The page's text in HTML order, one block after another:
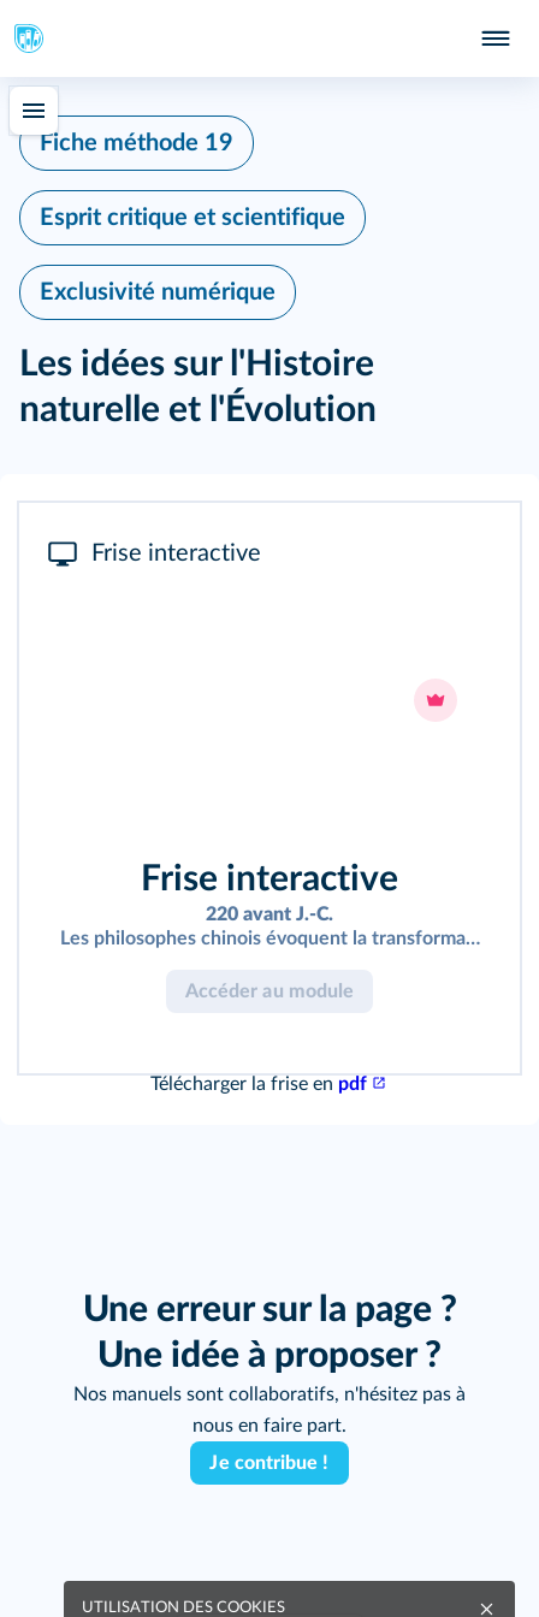
Fiche méthode 19
Esprit critique et scientifique
Exclusivité numérique
Les idées sur l'Histoire
naturelle et l'Évolution
Frise interactive
Frise interactive
220 avant J.-C.
Les philosophes chinois évoquent la transformation
Accéder au module
Télécharger la frise en pdf
Une erreur sur la page ?
Une idée à proposer ?
Nos manuels sont collaboratifs, n'hésitez pas à
nous en faire part.
Je contribue !
UTILISATION DES COOKIES